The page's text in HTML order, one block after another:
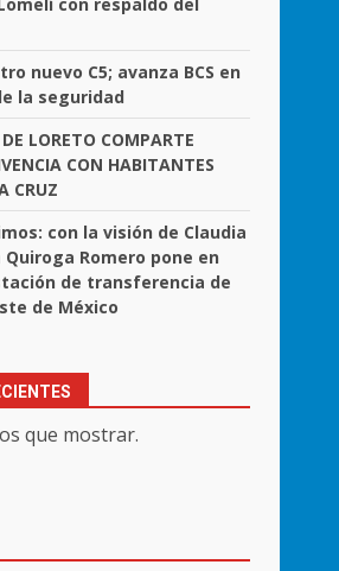
nuevo C5; avanza BCS en
la seguridad
LORETO COMPARTE
CON HABITANTES
CRUZ
con la visión de Claudia
Romero pone en
de transferencia de
de México
que mostrar.